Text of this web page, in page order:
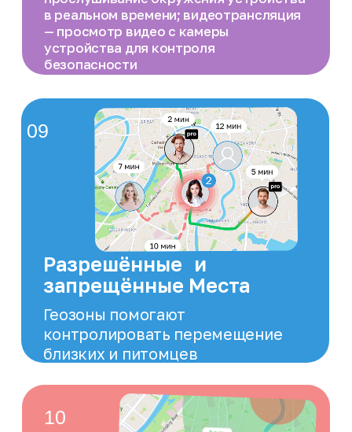
Инвалидное кресло
Мы берём на себя перевозку
объёмных и нестандартных
предметов: велосипеды, сноуборды и
Поможем разместиться в
специальным оборудованием
Крупногабаритный багаж